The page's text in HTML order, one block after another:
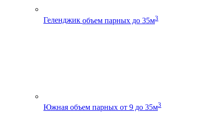
Геленджик объем парных до 35м3
Южная объем парных от 9 до 35м3